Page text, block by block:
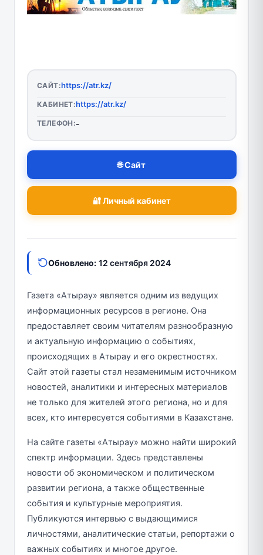
САЙТ:https://atr.kz/
КАБИНЕТ:https://atr.kz/
ТЕЛЕФОН:-
🌐 Сайт
🔐 Личный кабинет
Обновлено: 12 сентября 2024
Газета «Атырау» является одним из ведущих
информационных ресурсов в регионе. Она
предоставляет своим читателям разнообразную
и актуальную информацию о событиях,
происходящих в Атырау и его окрестностях.
Сайт этой газеты стал незаменимым источником
новостей, аналитики и интересных материалов
не только для жителей этого региона, но и для
всех, кто интересуется событиями в Казахстане.
На сайте газеты «Атырау» можно найти широкий
спектр информации. Здесь представлены
новости об экономическом и политическом
развитии региона, а также общественные
события и культурные мероприятия.
Публикуются интервью с выдающимися
личностями, аналитические статьи, репортажи о
важных событиях и многое другое.